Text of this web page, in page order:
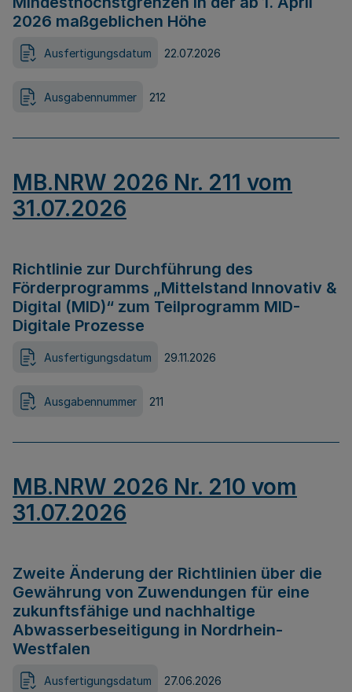
2026 maßgeblichen Höhe
Ausfertigungsdatum 22.07.2026
Ausgabennummer 212
MB.NRW 2026 Nr. 211 vom
31.07.2026
Richtlinie zur Durchführung des
Förderprogramms „Mittelstand Innovativ &
Digital (MID)“ zum Teilprogramm MID-
Digitale Prozesse
Ausfertigungsdatum 29.11.2026
Ausgabennummer 211
MB.NRW 2026 Nr. 210 vom
31.07.2026
Zweite Änderung der Richtlinien über die
Gewährung von Zuwendungen für eine
zukunftsfähige und nachhaltige
Abwasserbeseitigung in Nordrhein-
Westfalen
Ausfertigungsdatum 27.06.2026